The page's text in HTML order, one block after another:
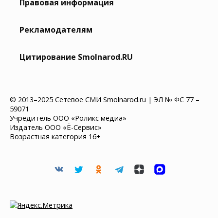
Правовая информация
Рекламодателям
Цитирование Smolnarod.RU
© 2013–2025 Сетевое СМИ Smolnarod.ru | ЭЛ № ФС 77 –
59071
Учредитель ООО «Роликс медиа»
Издатель ООО «Ё-Сервис»
Возрастная категория 16+